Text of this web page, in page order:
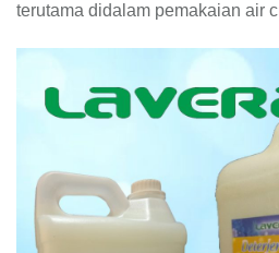
terutama didalam pemakaian air